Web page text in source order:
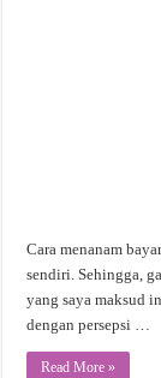
Cara menanam
sendiri. Sehingga,
yang saya maksud
dengan persepsi …
Read More »